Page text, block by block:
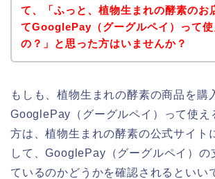
て、「ふっと、植物生まれの酵素のお
てGooglePay（グーグルペイ）って使
の？」と思った方はいませんか？
もしも、植物生まれの酵素の商品を購
GooglePay（グーグルペイ）って使え
方は、植物生まれの酵素の公式サイト
して、GooglePay（グーグルペイ）の
ているのかどうかを確認されるといい